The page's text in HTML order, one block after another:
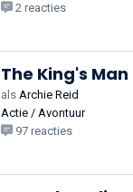
2 reacties
The King's
als Archie Reid
Actie / Avontuur
97 reacties